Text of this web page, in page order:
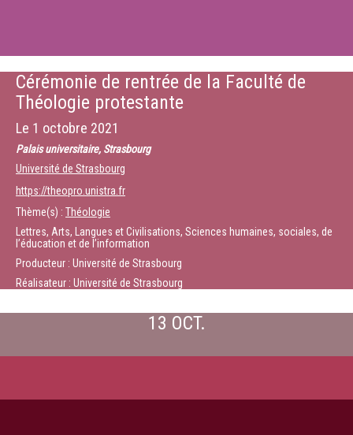
Cérémonie de rentrée de la Faculté de
Théologie protestante
Le 1 octobre 2021
Palais universitaire, Strasbourg
Université de Strasbourg
https://theopro.unistra.fr
Thème(s) : Théologie
Lettres, Arts, Langues et Civilisations, Sciences humaines, sociales, de
l’éducation et de l’information
Producteur : Université de Strasbourg
Réalisateur : Université de Strasbourg
13 OCT.